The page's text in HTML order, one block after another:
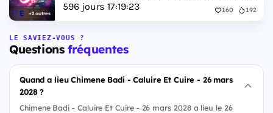
+2 autres
596jours 17:19:22 160 192
LE SAVIEZ-VOUS ?
Questionsfréquentes
Quand a lieu Chimene Badi - Caluire Et Cuire - 26 mars
2028 ?
Chimene Badi - Caluire Et Cuire - 26 mars 2028 a lieu le 26